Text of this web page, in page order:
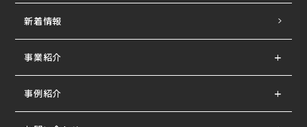
新着情報
事業紹介
事例紹介